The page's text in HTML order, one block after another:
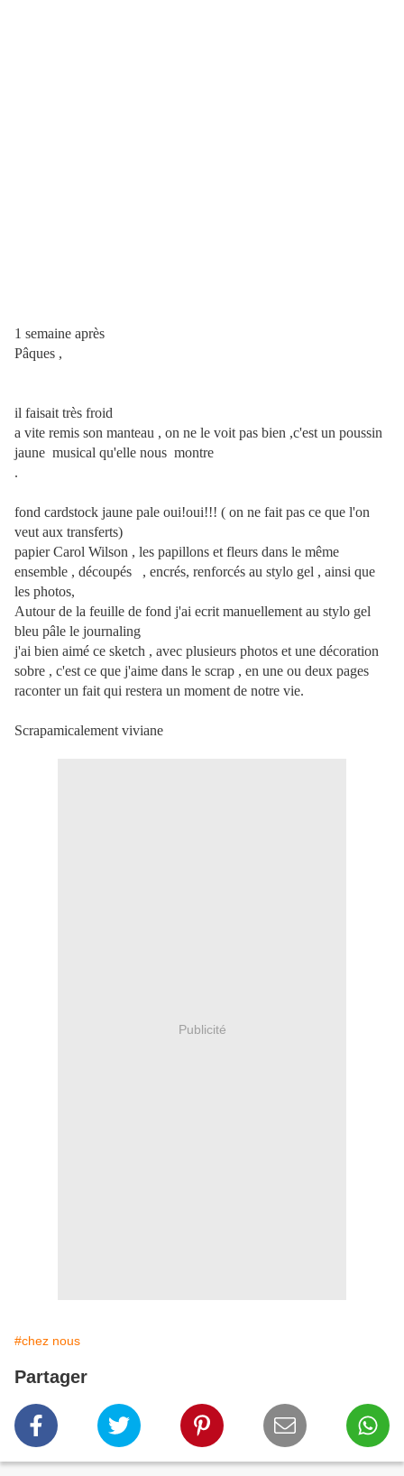
1 semaine après
Pâques ,
il faisait très froid
a vite remis son manteau , on ne le voit pas bien ,c'est un poussin
jaune musical qu'elle nous montre
.
fond cardstock jaune pale oui!oui!!! ( on ne fait pas ce que l'on
veut aux transferts)
papier Carol Wilson , les papillons et fleurs dans le même
ensemble , découpés , encrés, renforcés au stylo gel , ainsi que
les photos,
Autour de la feuille de fond j'ai ecrit manuellement au stylo gel
bleu pâle le journaling
j'ai bien aimé ce sketch , avec plusieurs photos et une décoration
sobre , c'est ce que j'aime dans le scrap , en une ou deux pages
raconter un fait qui restera un moment de notre vie.
Scrapamicalement viviane
Publicité
#chez nous
Partager